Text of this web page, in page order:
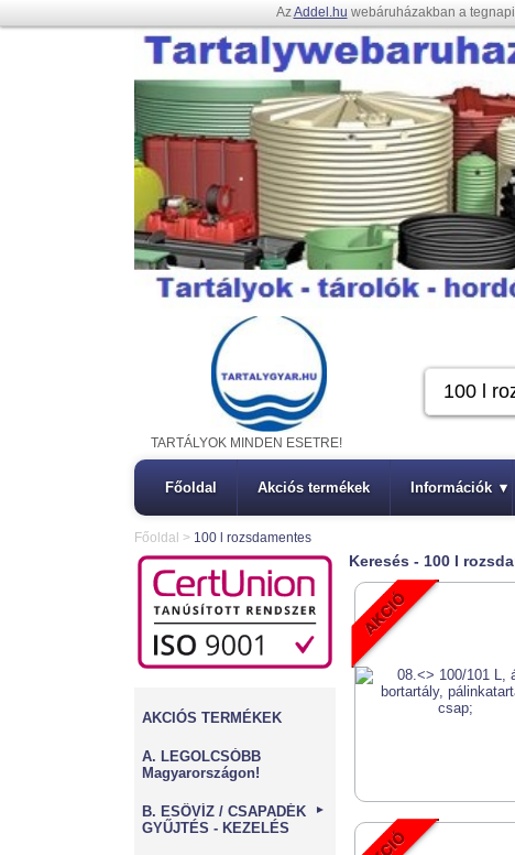
AzAddel.hu webáruházakban a
TARTÁLYOK MINDEN ESETRE!
Főoldal Akciós termékek Információk ▾
Főoldal > 100 l rozsdamentes
AKCIÓS TERMÉKEK
A. LEGOLCSÓBB
Magyarországon!
B. ESŐVÍZ / CSAPADÉK
GYŰJTÉS - KEZELÉS
►
Keresés - 100 l